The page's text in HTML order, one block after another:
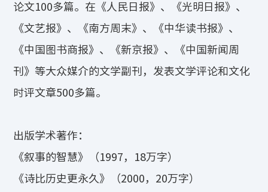
论文100多篇。在《人民日报》、《光明日报》、
《文艺报》、《南方周末》、《中华读书报》、
《中国图书商报》、《新京报》、《中国新闻周
刊》等大众媒介的文学副刊，发表文学评论和文化
时评文章500多篇。
出版学术著作：
《叙事的智慧》（1997，18万字）
《诗比历史更永久》（2000，20万字）